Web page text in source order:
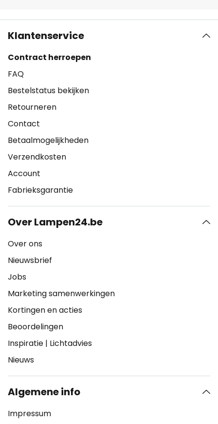
Klantenservice
Contract herroepen
FAQ
Bestelstatus bekijken
Retourneren
Contact
Betaalmogelijkheden
Verzendkosten
Account
Fabrieksgarantie
Over Lampen24.be
Over ons
Nieuwsbrief
Jobs
Marketing samenwerkingen
Kortingen en acties
Beoordelingen
Inspiratie | Lichtadvies
Nieuws
Algemene info
Impressum